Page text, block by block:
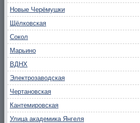
Новые Черёмушки
Щёлковская
Сокол
Марьино
ВДНХ
Электрозаводская
Чертановская
Кантемировская
Улица академика Янгеля